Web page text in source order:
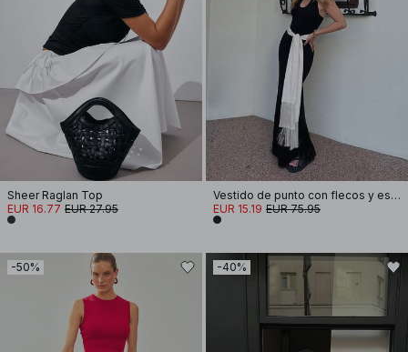
Sheer Raglan Top
EUR 16.77 EUR 27.95
Vestido de punto con flecos y escote redondo
EUR 15.19 EUR 75.95
-50% -40%